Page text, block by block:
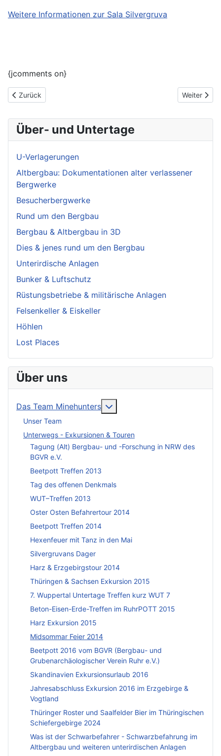
Weitere Informationen zur Sala Silvergruva
{jcomments on}
Vorheriger Beitrag: Skandinavien Abenteuer Exkursionsurlaub
Zurück Nächster
Weiter
Über- und Untertage
U-Verlagerungen
Altbergbau: Dokumentationen alter verlassener
Bergwerke
Besucherbergwerke
Rund um den Bergbau
Bergbau & Altbergbau in 3D
Dies & jenes rund um den Bergbau
Unterirdische Anlagen
Bunker & Luftschutz
Rüstungsbetriebe & militärische Anlagen
Felsenkeller & Eiskeller
Höhlen
Lost Places
Über uns
Das Team Minehunters
Unser Team
Unterwegs - Exkursionen & Touren
Tagung (Alt) Bergbau- und -Forschung in NRW des
BGVR e.V.
Beetpott Treffen 2013
Tag des offenen Denkmals
WUT–Treffen 2013
Oster Osten Befahrertour 2014
Beetpott Treffen 2014
Hexenfeuer mit Tanz in den Mai
Silvergruvans Dager
Harz & Erzgebirgstour 2014
Thüringen & Sachsen Exkursion 2015
7. Wuppertal Untertage Treffen kurz WUT 7
Beton-Eisen-Erde-Treffen im RuhrPOTT 2015
Harz Exkursion 2015
Midsommar Feier 2014
Beetpott 2016 vom BGVR (Bergbau- und
Grubenarchäologischer Verein Ruhr e.V.)
Skandinavien Exkursionsurlaub 2016
Jahresabschluss Exkursion 2016 im Erzgebirge &
Vogtland
Thüringer Roster und Saalfelder Bier im Thüringischen
Schiefergebirge 2024
Was ist der Schwarbefahrer - Schwarzbefahrung im
Altbergbau und weiteren unterirdischen Anlagen